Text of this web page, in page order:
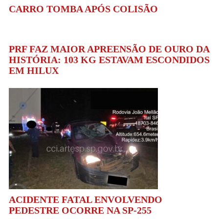
CARRO TOMBA APÓS COLISÃO
PRF FAZ MAIOR APREENSÃO DE OURO DA
HISTÓRIA: 103 KG ESTAVAM ESCONDIDOS
EM HILUX
ACIDENTE FATAL ENVOLVENDO
PEDESTRE OCORRE NA SP-255